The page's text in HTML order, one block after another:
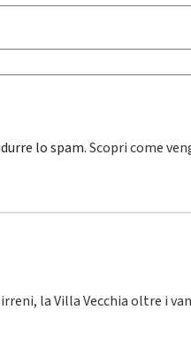
lo spam.Scopri come
la Villa Vecchia oltre i